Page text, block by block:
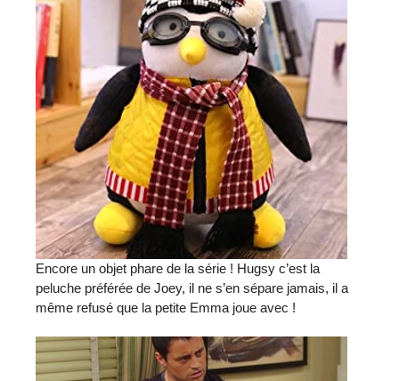
Encore un objet phare de la série ! Hugsy c’est la
peluche préférée de Joey, il ne s’en sépare jamais, il a
même refusé que la petite Emma joue avec !